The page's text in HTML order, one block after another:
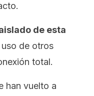
de esta
de otros
total.
han vuelto a